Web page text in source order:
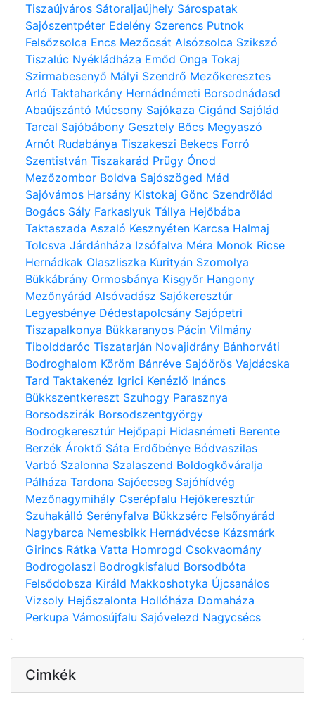
Tiszaújváros Sátoraljaújhely Sárospatak
Sajószentpéter Edelény Szerencs Putnok
Felsőzsolca Encs Mezőcsát Alsózsolca Szikszó
Tiszalúc Nyékládháza Emőd Onga Tokaj
Szirmabesenyő Mályi Szendrő Mezőkeresztes
Arló Taktaharkány Hernádnémeti Borsodnádasd
Abaújszántó Múcsony Sajókaza Cigánd Sajólád
Tarcal Sajóbábony Gesztely Bőcs Megyaszó
Arnót Rudabánya Tiszakeszi Bekecs Forró
Szentistván Tiszakarád Prügy Ónod
Mezőzombor Boldva Sajószöged Mád
Sajóvámos Harsány Kistokaj Gönc Szendrőlád
Bogács Sály Farkaslyuk Tállya Hejőbába
Taktaszada Aszaló Kesznyéten Karcsa Halmaj
Tolcsva Járdánháza Izsófalva Méra Monok Ricse
Hernádkak Olaszliszka Kurityán Szomolya
Bükkábrány Ormosbánya Kisgyőr Hangony
Mezőnyárád Alsóvadász Sajókeresztúr
Legyesbénye Dédestapolcsány Sajópetri
Tiszapalkonya Bükkaranyos Pácin Vilmány
Tibolddaróc Tiszatarján Novajidrány Bánhorváti
Bodroghalom Köröm Bánréve Sajóörös Vajdácska
Tard Taktakenéz Igrici Kenézlő Ináncs
Bükkszentkereszt Szuhogy Parasznya
Borsodszirák Borsodszentgyörgy
Bodrogkeresztúr Hejőpapi Hidasnémeti Berente
Berzék Ároktő Sáta Erdőbénye Bódvaszilas
Varbó Szalonna Szalaszend Boldogkőváralja
Pálháza Tardona Sajóecseg Sajóhídvég
Mezőnagymihály Cserépfalu Hejőkeresztúr
Szuhakálló Serényfalva Bükkzsérc Felsőnyárád
Nagybarca Nemesbikk Hernádvécse Kázsmárk
Girincs Rátka Vatta Homrogd Csokvaomány
Bodrogolaszi Bodrogkisfalud Borsodbóta
Felsődobsza Királd Makkoshotyka Újcsanálos
Vizsoly Hejőszalonta Hollóháza Domaháza
Perkupa Vámosújfalu Sajóvelezd Nagycsécs
Cimkék